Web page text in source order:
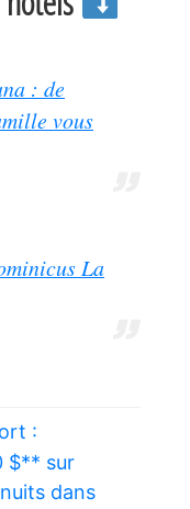
: de
vous
La
:
$** sur
dans